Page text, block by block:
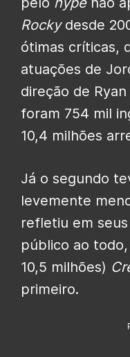
Rockydesde
ótimas críticas,
atuações de
direção de
foram 754 mil
10,4 milhões
Já o segundo
levemente
refletiu em
público ao
10,5 milhões)
primeiro.